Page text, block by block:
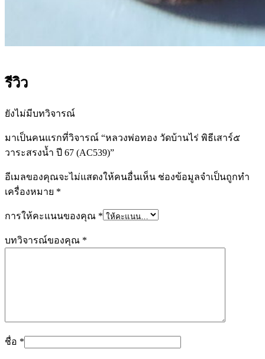
รีวิว
ยังไม่มีบทวิจารณ์
มาเป็นคนแรกที่วิจารณ์ “หลวงพ่อทอง วัดบ้านไร่ พิธีเสาร์๕
วาระสรงน้ำ ปี 67 (AC539)”
อีเมลของคุณจะไม่แสดงให้คนอื่นเห็น ช่องข้อมูลจำเป็นถูกทำ
เครื่องหมาย *
การให้คะแนนของคุณ *
บทวิจารณ์ของคุณ *
ชื่อ *